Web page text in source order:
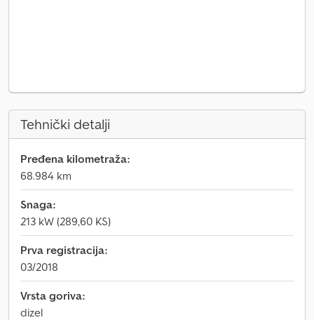
Tehnički detalji
Pređena kilometraža:
68.984 km
Snaga:
213 kW (289,60 KS)
Prva registracija:
03/2018
Vrsta goriva:
dizel